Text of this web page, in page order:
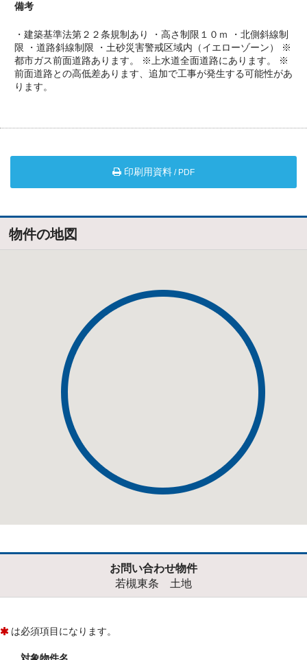
備考
・建築基準法第２２条規制あり ・高さ制限１０ｍ ・北側斜線制
限 ・道路斜線制限 ・土砂災害警戒区域内（イエローゾーン）
※
都市ガス前面道路あります。
※上水道全面道路にあります。
※
前面道路との高低差あります、追加で工事が発生する可能性があ
ります。
印刷用資料 / PDF
物件の地図
お問い合わせ物件
若槻東条 土地
は必須項目になります。